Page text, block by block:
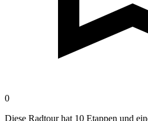
0
Diese Radtour hat 10 Etappen und